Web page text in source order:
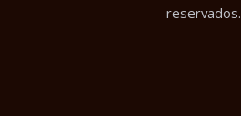
reservados.